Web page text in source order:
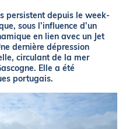
persistent depuis le week-
sous l’influence d’un
en lien avec un Jet
dernière dépression
circulant de la mer
Elle a été
portugais.